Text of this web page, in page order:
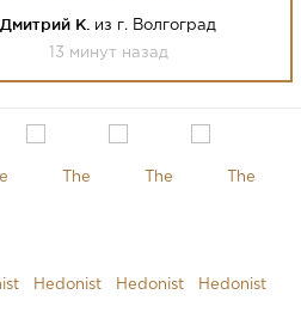
Дмитрий К. из г. Волгоград
13 минут назад